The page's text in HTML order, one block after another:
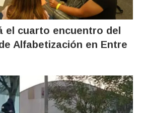
el cuarto encuentro del
Alfabetización en Entre